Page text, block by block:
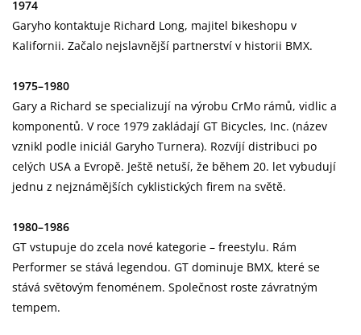
1974
Garyho kontaktuje Richard Long, majitel bikeshopu v
Kalifornii. Začalo nejslavnější partnerství v historii BMX.
1975–1980
Gary a Richard se specializují na výrobu CrMo rámů, vidlic a
komponentů. V roce 1979 zakládají GT Bicycles, Inc. (název
vznikl podle iniciál Garyho Turnera). Rozvíjí distribuci po
celých USA a Evropě. Ještě netuší, že během 20. let vybudují
jednu z nejznámějších cyklistických firem na světě.
1980–1986
GT vstupuje do zcela nové kategorie – freestylu. Rám
Performer se stává legendou. GT dominuje BMX, které se
stává světovým fenoménem. Společnost roste závratným
tempem.